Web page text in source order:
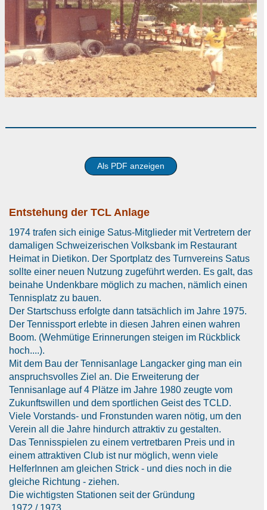
Als PDF anzeigen
Entstehung der TCL Anlage
1974 trafen sich einige Satus-Mitglieder mit Vertretern der
damaligen Schweizerischen Volksbank im Restaurant
Heimat in Dietikon. Der Sportplatz des Turnvereins Satus
sollte einer neuen Nutzung zugeführt werden. Es galt, das
beinahe Undenkbare möglich zu machen, nämlich einen
Tennisplatz zu bauen.
Der Startschuss erfolgte dann tatsächlich im Jahre 1975.
Der Tennissport erlebte in diesen Jahren einen wahren
Boom. (Wehmütige Erinnerungen steigen im Rückblick
hoch....).
Mit dem Bau der Tennisanlage Langacker ging man ein
anspruchsvolles Ziel an. Die Erweiterung der
Tennisanlage auf 4 Plätze im Jahre 1980 zeugte vom
Zukunftswillen und dem sportlichen Geist des TCLD.
Viele Vorstands- und Fronstunden waren nötig, um den
Verein all die Jahre hindurch attraktiv zu gestalten.
Das Tennisspielen zu einem vertretbaren Preis und in
einem attraktiven Club ist nur möglich, wenn viele
HelferInnen am gleichen Strick - und dies noch in die
gleiche Richtung - ziehen.
Die wichtigsten Stationen seit der Gründung